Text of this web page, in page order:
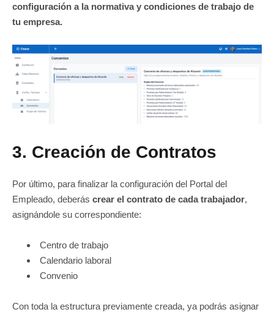
configuración a la normativa y condiciones de trabajo de
tu empresa.
3. Creación de Contratos
Por último, para finalizar la configuración del Portal del
Empleado, deberás crear el contrato de cada trabajador,
asignándole su correspondiente:
Centro de trabajo
Calendario laboral
Convenio
Con toda la estructura previamente creada, ya podrás asignar